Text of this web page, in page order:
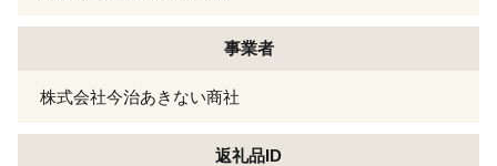
事業者
株式会社今治あきない商社
返礼品ID